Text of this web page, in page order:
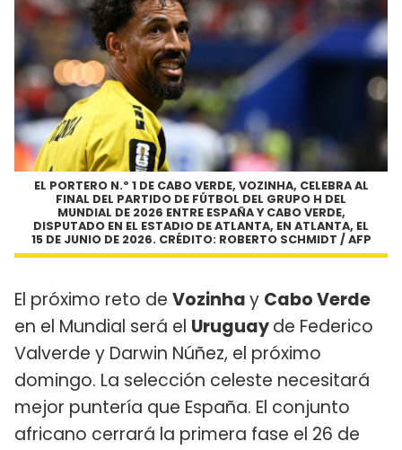
EL PORTERO N.º 1 DE CABO VERDE, VOZINHA, CELEBRA AL
FINAL DEL PARTIDO DE FÚTBOL DEL GRUPO H DEL
MUNDIAL DE 2026 ENTRE ESPAÑA Y CABO VERDE,
DISPUTADO EN EL ESTADIO DE ATLANTA, EN ATLANTA, EL
15 DE JUNIO DE 2026. CRÉDITO: ROBERTO SCHMIDT / AFP
El próximo reto de Vozinhay Cabo Verde
en el Mundial será el Uruguayde Federico
Valverde y Darwin Núñez, el próximo
domingo. La selección celeste necesitará
mejor puntería que España. El conjunto
africano cerrará la primera fase el 26 de